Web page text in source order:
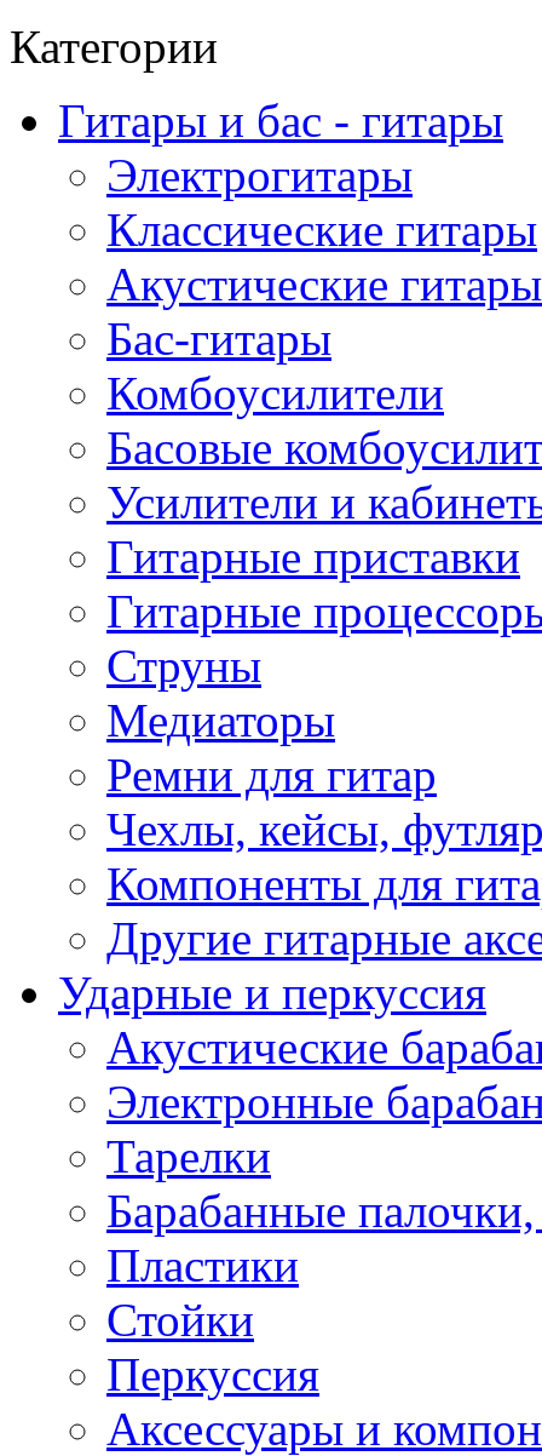
Категории
Гитары и бас - гитары
Электрогитары
Классические гитары
Акустические гитары
Бас-гитары
Комбоусилители
Басовые
Усилители и
Гитарные приставки
Гитарные
Струны
Медиаторы
Ремни для гитар
Чехлы, кейсы,
Компоненты для
Другие гитарные
Ударные и перкуссия
Акустические
Электронные
Тарелки
Барабанные
Пластики
Стойки
Перкуссия
Аксессуары и